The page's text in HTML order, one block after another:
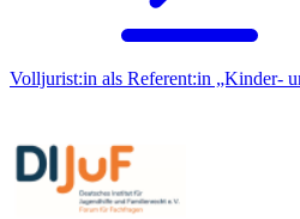
Volljurist:in als Referent:in „Kinder-